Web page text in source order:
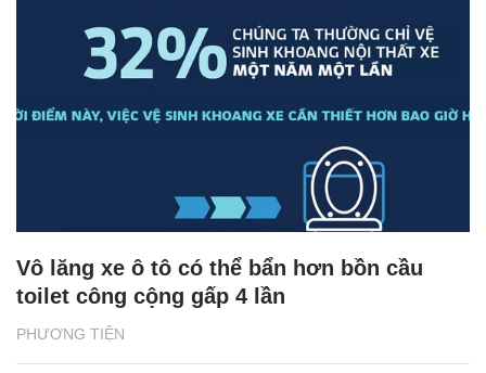
PHƯƠNG TIỆN
Vô lăng xe ô tô có thể bẩn hơn bồn cầu
toilet công cộng gấp 4 lần